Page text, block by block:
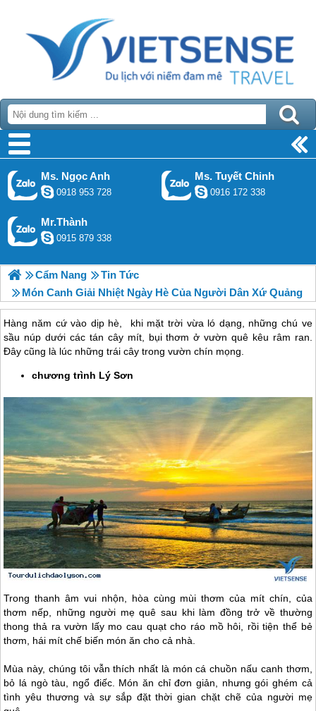
Ms. Ngọc Anh
0918 953 728
Ms. Tuyết Chinh
0916 172 338
Mr.Thành
0915 879 338
Cẩm Nang
Tin Tức
Món Canh Giải Nhiệt Ngày Hè Của Người Dân Xứ Quảng
Hàng năm cứ vào dịp hè, khi mặt trời vừa ló dạng, những chú ve
sầu núp dưới các tán cây mít, bụi thơm ở vườn quê kêu râm ran.
Đây cũng là lúc những trái cây trong vườn chín mọng.
chương trình Lý Sơn
Trong thanh âm vui nhộn, hòa cùng mùi thơm của mít chín, của
thơm nếp, những người mẹ quê sau khi làm đồng trở về thường
thong thả ra vườn lấy mo cau quạt cho ráo mồ hôi, rồi tiện thể bẻ
thơm, hái mít chế biến món ăn cho cả nhà.
Mùa này, chúng tôi vẫn thích nhất là món cá chuồn nấu canh thơm,
bỏ lá ngò tàu, ngổ điếc. Món ăn chỉ đơn giản, nhưng gói ghém cả
tình yêu thương và sự sắp đặt thời gian chặt chẽ của người mẹ